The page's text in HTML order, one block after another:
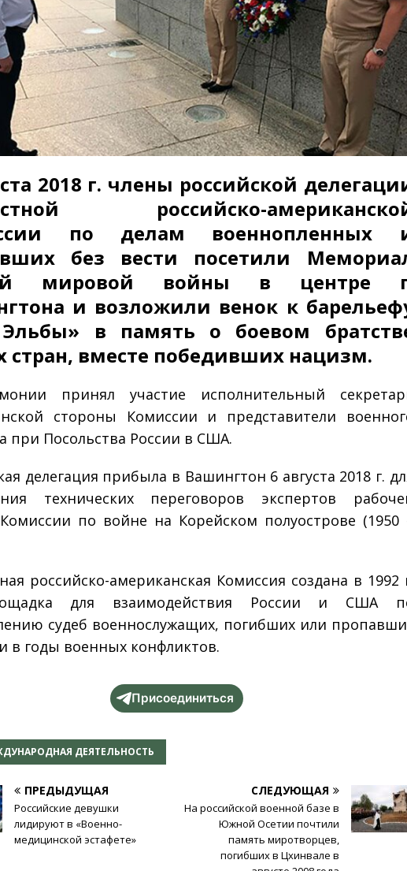
2018 г. члены российской
российско-
по делам военнопленных
без вести посетили
мировой войны в центре
и возложили венок к
в память о боевом
стран, вместе победивших нацизм.
принял участие исполнительный
стороны Комиссии и представители
при Посольства России в США.
делегация прибыла в Вашингтон 6 августа 2018 г.
технических переговоров экспертов
по войне на Корейском полуострове (1950
российско-американская Комиссия создана в 1992
для взаимодействия России и США
судеб военнослужащих, погибших или
в годы военных конфликтов.
Присоединиться
ДЕЯТЕЛЬНОСТЬ
ПРЕДЫДУЩАЯ
Российские девушки
лидируют в «Военно-
медицинской эстафете»
СЛЕДУЮЩАЯ
На российской военной базе в
Южной Осетии почтили
память миротворцев,
погибших в Цхинвале в